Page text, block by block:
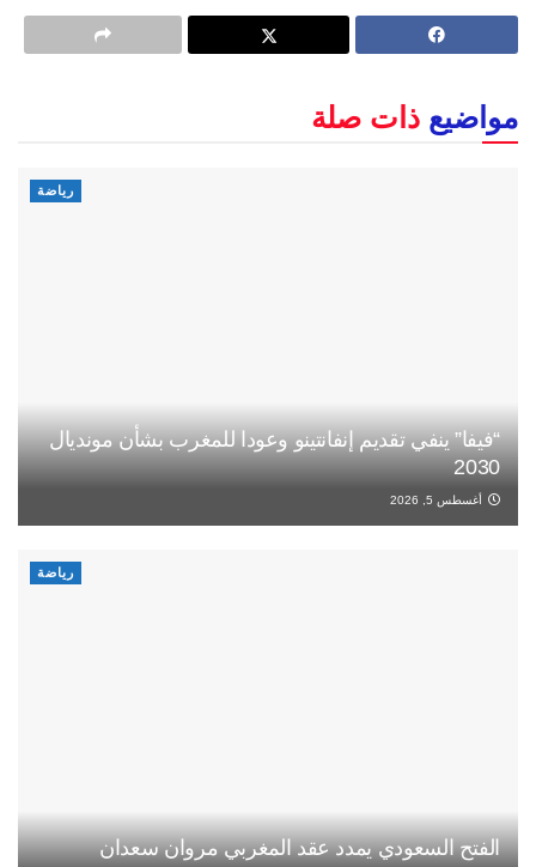
مواضيع ذات صلة
رياضة
“فيفا” ينفي تقديم إنفانتينو وعودا للمغرب بشأن مونديال
2030
أغسطس 5, 2026
رياضة
الفتح السعودي يمدد عقد المغربي مروان سعدان